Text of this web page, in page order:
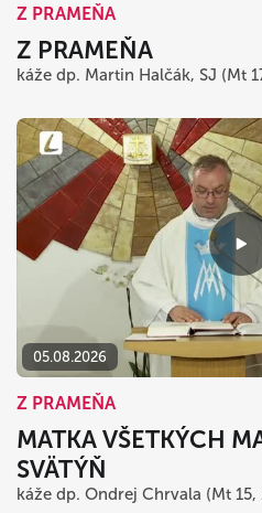
Z PRAMEŇA
Z PRAMEŇA
káže dp. Martin Halčák, SJ (Mt
05.08.2026
Z PRAMEŇA
MATKA VŠETKÝCH
SVÄTÝŇ
káže dp. Ondrej Chrvala (Mt 15,